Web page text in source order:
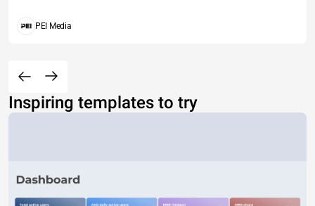
PEI Media
Inspiring templates to try